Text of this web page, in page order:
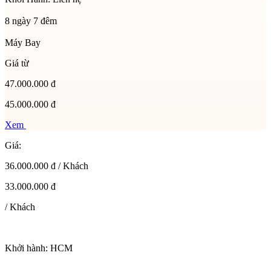
8 ngày 7 đêm
Máy Bay
Giá từ
47.000.000 đ
45.000.000 đ
Xem
Giá:
36.000.000 đ / Khách
33.000.000 đ
/ Khách
Khởi hành: HCM